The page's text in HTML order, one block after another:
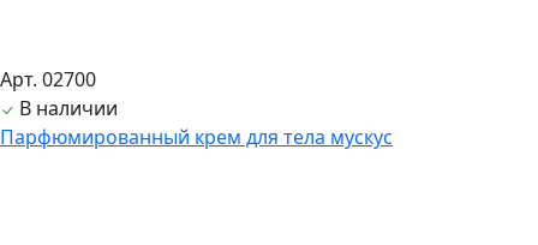
Арт. 02700
В наличии
Парфюмированный крем для тела мускус